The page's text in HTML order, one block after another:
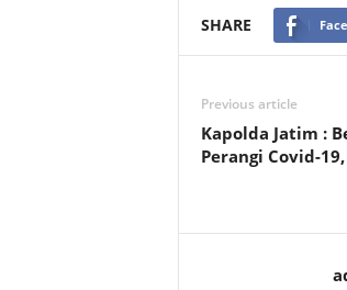
SHARE
Previous article
Kapolda Jatim :
Perangi Covid-